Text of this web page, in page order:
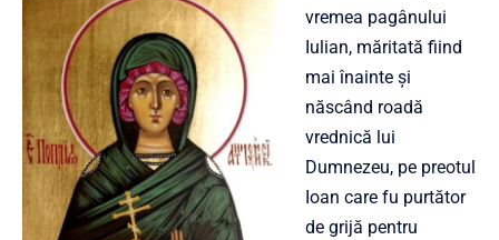
vremea pagânului
Iulian, măritată fiind
mai înainte și
născând roadă
vrednică lui
Dumnezeu, pe preotul
Ioan care fu purtător
de grijă pentru